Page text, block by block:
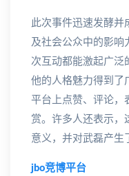
此次事件迅速发酵并
及社会公众中的影响
次互动都能激起广泛
他的人格魅力得到了
平台上点赞、评论，
赏。许多人还表示，
意义，并对武磊产生
jbo竞博平台